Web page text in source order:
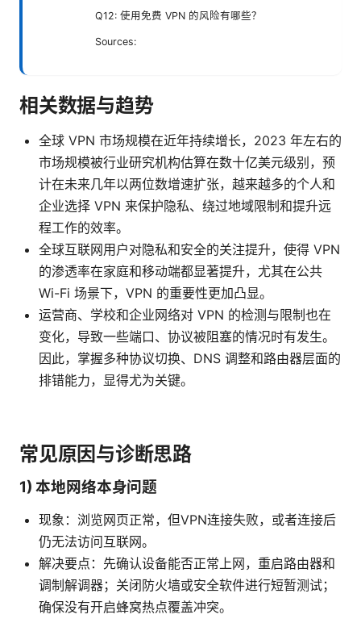
Q12: 使用免费 VPN 的风险有哪些？
Sources:
相关数据与趋势
全球 VPN 市场规模在近年持续增长，2023 年左右的
市场规模被行业研究机构估算在数十亿美元级别，预
计在未来几年以两位数增速扩张，越来越多的个人和
企业选择 VPN 来保护隐私、绕过地域限制和提升远
程工作的效率。
全球互联网用户对隐私和安全的关注提升，使得 VPN
的渗透率在家庭和移动端都显著提升，尤其在公共
Wi-Fi 场景下，VPN 的重要性更加凸显。
运营商、学校和企业网络对 VPN 的检测与限制也在
变化，导致一些端口、协议被阻塞的情况时有发生。
因此，掌握多种协议切换、DNS 调整和路由器层面的
排错能力，显得尤为关键。
常见原因与诊断思路
1) 本地网络本身问题
现象：浏览网页正常，但VPN连接失败，或者连接后
仍无法访问互联网。
解决要点：先确认设备能否正常上网，重启路由器和
调制解调器；关闭防火墙或安全软件进行短暂测试；
确保没有开启蜂窝热点覆盖冲突。